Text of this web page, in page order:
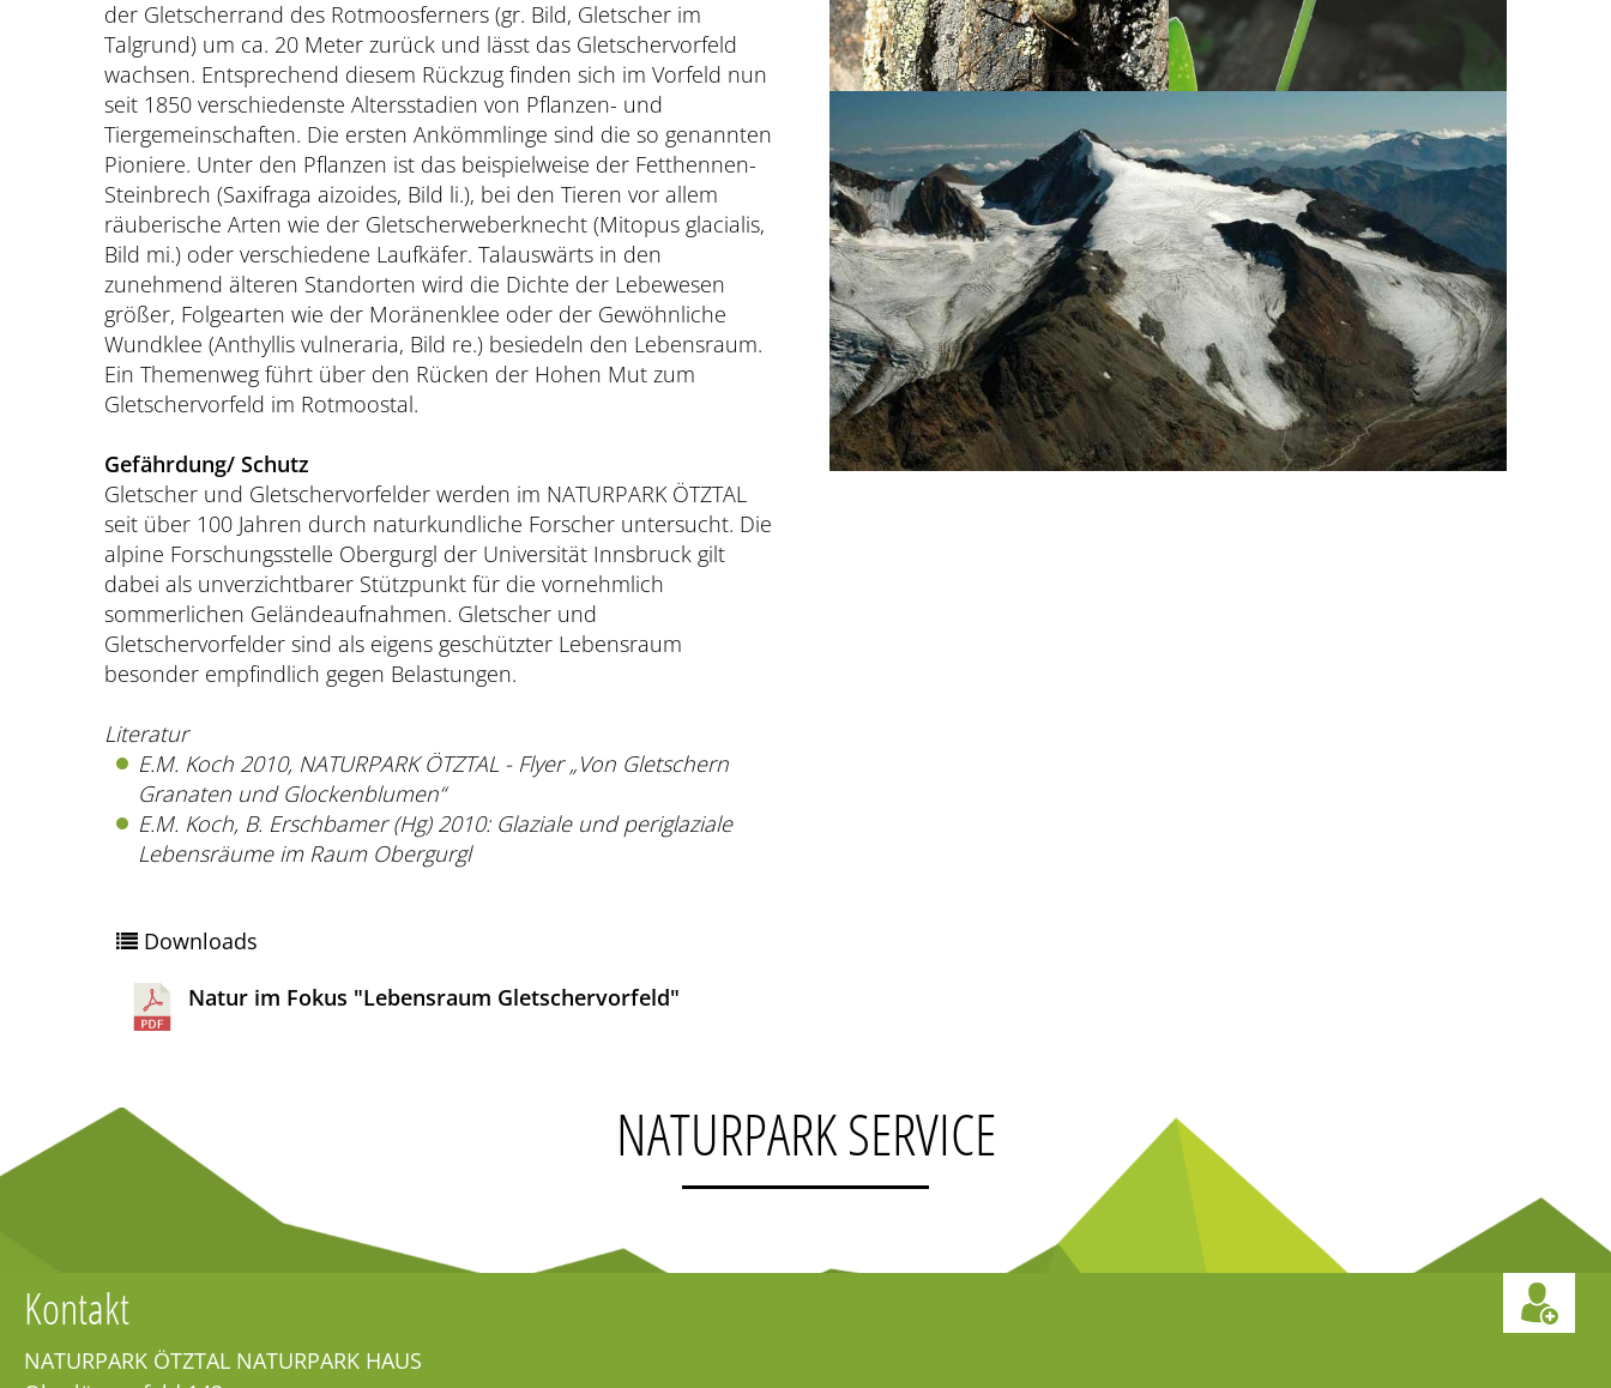
der Gletscherrand des Rotmoosferners (gr. Bild, Gletscher im
Talgrund) um ca. 20 Meter zurück und lässt das Gletschervorfeld
wachsen. Entsprechend diesem Rückzug finden sich im Vorfeld nun
seit 1850 verschiedenste Altersstadien von Pflanzen- und
Tiergemeinschaften. Die ersten Ankömmlinge sind die so genannten
Pioniere. Unter den Pflanzen ist das beispielweise der Fetthennen-
Steinbrech (Saxifraga aizoides, Bild li.), bei den Tieren vor allem
räuberische Arten wie der Gletscherweberknecht (Mitopus glacialis,
Bild mi.) oder verschiedene Laufkäfer. Talauswärts in den
zunehmend älteren Standorten wird die Dichte der Lebewesen
größer, Folgearten wie der Moränenklee oder der Gewöhnliche
Wundklee (Anthyllis vulneraria, Bild re.) besiedeln den Lebensraum.
Ein Themenweg führt über den Rücken der Hohen Mut zum
Gletschervorfeld im Rotmoostal.
Gefährdung/ Schutz
Gletscher und Gletschervorfelder werden im NATURPARK ÖTZTAL
seit über 100 Jahren durch naturkundliche Forscher untersucht. Die
alpine Forschungsstelle Obergurgl der Universität Innsbruck gilt
dabei als unverzichtbarer Stützpunkt für die vornehmlich
sommerlichen Geländeaufnahmen. Gletscher und
Gletschervorfelder sind als eigens geschützter Lebensraum
besonder empfindlich gegen Belastungen.
Literatur
E.M. Koch 2010, NATURPARK ÖTZTAL - Flyer „Von Gletschern
Granaten und Glockenblumen“
E.M. Koch, B. Erschbamer (Hg) 2010: Glaziale und periglaziale
Lebensräume im Raum Obergurgl
Downloads
Natur im Fokus "Lebensraum Gletschervorfeld"
NATURPARK SERVICE
Kontakt
NATURPARK ÖTZTAL NATURPARK HAUS